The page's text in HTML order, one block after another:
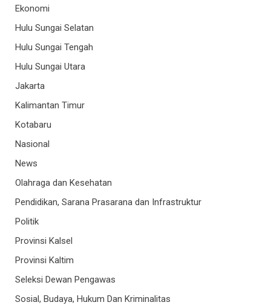
Ekonomi
Hulu Sungai Selatan
Hulu Sungai Tengah
Hulu Sungai Utara
Jakarta
Kalimantan Timur
Kotabaru
Nasional
News
Olahraga dan Kesehatan
Pendidikan, Sarana Prasarana dan Infrastruktur
Politik
Provinsi Kalsel
Provinsi Kaltim
Seleksi Dewan Pengawas
Sosial, Budaya, Hukum Dan Kriminalitas